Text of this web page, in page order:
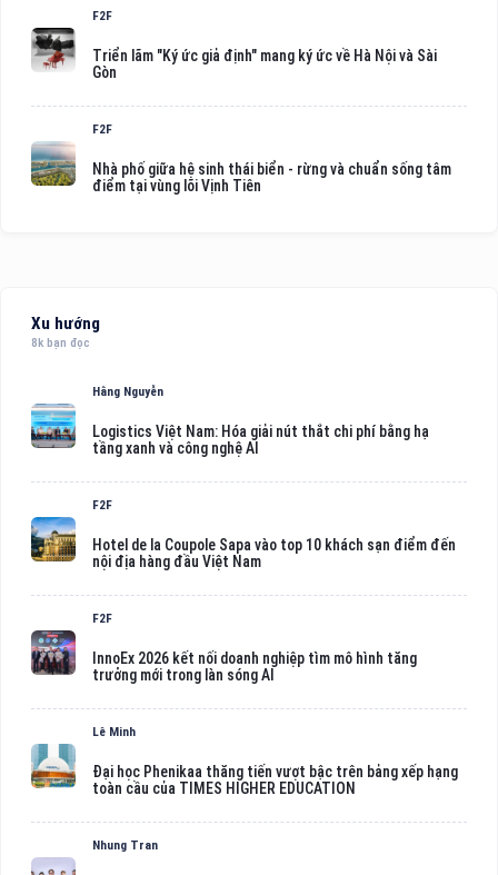
F2F
Triển lãm "Ký ức giả định" mang ký ức về Hà Nội và Sài
Gòn
F2F
Nhà phố giữa hệ sinh thái biển - rừng và chuẩn sống tâm
điểm tại vùng lõi Vịnh Tiên
Xu hướng
8k bạn đọc
Hằng Nguyễn
Logistics Việt Nam: Hóa giải nút thắt chi phí bằng hạ
tầng xanh và công nghệ AI
F2F
Hotel de la Coupole Sapa vào top 10 khách sạn điểm đến
nội địa hàng đầu Việt Nam
F2F
InnoEx 2026 kết nối doanh nghiệp tìm mô hình tăng
trưởng mới trong làn sóng AI
Lê Minh
Đại học Phenikaa thăng tiến vượt bậc trên bảng xếp hạng
toàn cầu của TIMES HIGHER EDUCATION
Nhung Tran